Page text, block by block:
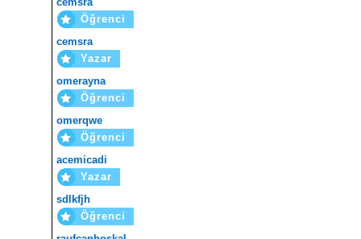
Öğrenci
cemsra
Yazar
omerayna
Öğrenci
omerqwe
Öğrenci
acemicadi
Yazar
sdlkfjh
Öğrenci